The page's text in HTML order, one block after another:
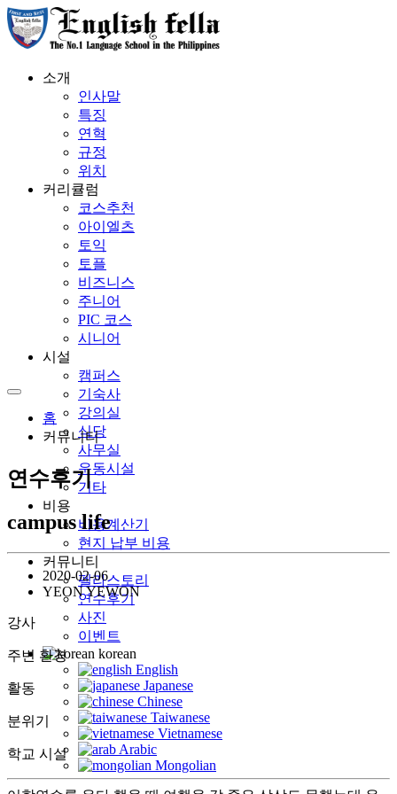
소개
인사말
특징
연혁
규정
위치
커리큘럼
코스추천
아이엘츠
토익
토플
비즈니스
주니어
PIC 코스
시니어
시설
캠퍼스
기숙사
강의실
식당
사무실
운동시설
기타
비용
비용계산기
현지 납부 비용
커뮤니티
펠라스토리
연수후기
사진
이벤트
korean
English
Japanese
Chinese
Taiwanese
Vietnamese
Arabic
Mongolian
홈
커뮤니티
연수후기
campus life
2020-02-06
YEON YEWON
강사
주변 환경
활동
분위기
학교 시설